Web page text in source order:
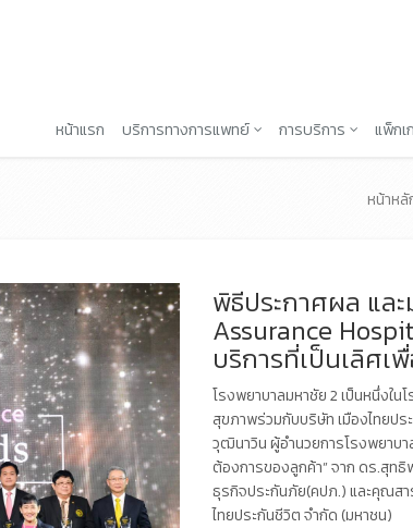
หน้าแรก บริการทางการแพทย์ การบริการ แพ็กเ
หน้าหลั
พิธีประกาศผล แล
Assurance
บริการที่เป็นเลิศเ
โรงพยาบาลมหาชัย 2 เป็นหนึ่งใ
สุขภาพร่วมกับบริษัท เมืองไทยป
วุฒินาวิน ผู้อำนวยการโรงพยาบา
ต้องการของลูกค้า” จาก ดร.สุท
ธุรกิจประกันภัย(คปภ.) และคุณสา
ไทยประกันชีวิต จำกัด (มหาชน)